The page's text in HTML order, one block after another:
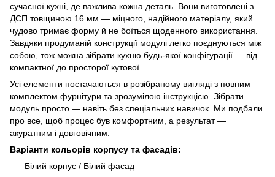
сучасної кухні, де важлива кожна деталь. Вони виготовлені з
ДСП товщиною 16 мм — міцного, надійного матеріалу, який
чудово тримає форму й не боїться щоденного використання.
Завдяки продуманій конструкції модулі легко поєднуються між
собою, тож можна зібрати кухню будь-якої конфігурації — від
компактної до просторої кутової.
Усі елементи постачаються в розібраному вигляді з повним
комплектом фурнітури та зрозумілою інструкцією. Зібрати
модуль просто — навіть без спеціальних навичок. Ми подбали
про все, щоб процес був комфортним, а результат —
акуратним і довговічним.
Варіанти кольорів корпусу та фасадів:
Білий корпус / Білий фасад